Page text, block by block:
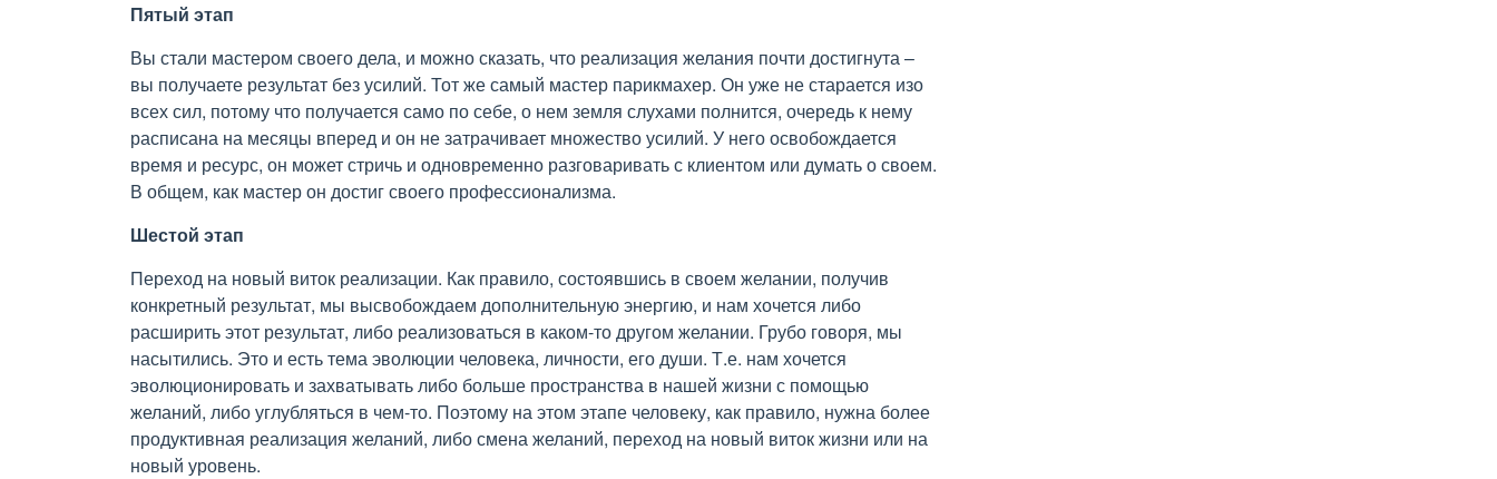
Пятый этап
Вы стали мастером своего дела, и можно сказать, что реализация желания почти достигнута –
вы получаете результат без усилий. Тот же самый мастер парикмахер. Он уже не старается изо
всех сил, потому что получается само по себе, о нем земля слухами полнится, очередь к нему
расписана на месяцы вперед и он не затрачивает множество усилий. У него освобождается
время и ресурс, он может стричь и одновременно разговаривать с клиентом или думать о своем.
В общем, как мастер он достиг своего профессионализма.
Шестой этап
Переход на новый виток реализации. Как правило, состоявшись в своем желании, получив
конкретный результат, мы высвобождаем дополнительную энергию, и нам хочется либо
расширить этот результат, либо реализоваться в каком-то другом желании. Грубо говоря, мы
насытились. Это и есть тема эволюции человека, личности, его души. Т.е. нам хочется
эволюционировать и захватывать либо больше пространства в нашей жизни с помощью
желаний, либо углубляться в чем-то. Поэтому на этом этапе человеку, как правило, нужна более
продуктивная реализация желаний, либо смена желаний, переход на новый виток жизни или на
новый уровень.